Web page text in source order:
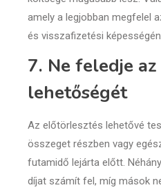
amely a legjobban megfelel
és visszafizetési
7. Ne feledje
lehetőségét
Az előtörlesztés lehetővé
összeget részben vagy
futamidő lejárta előtt.
díjat számít fel, míg mások